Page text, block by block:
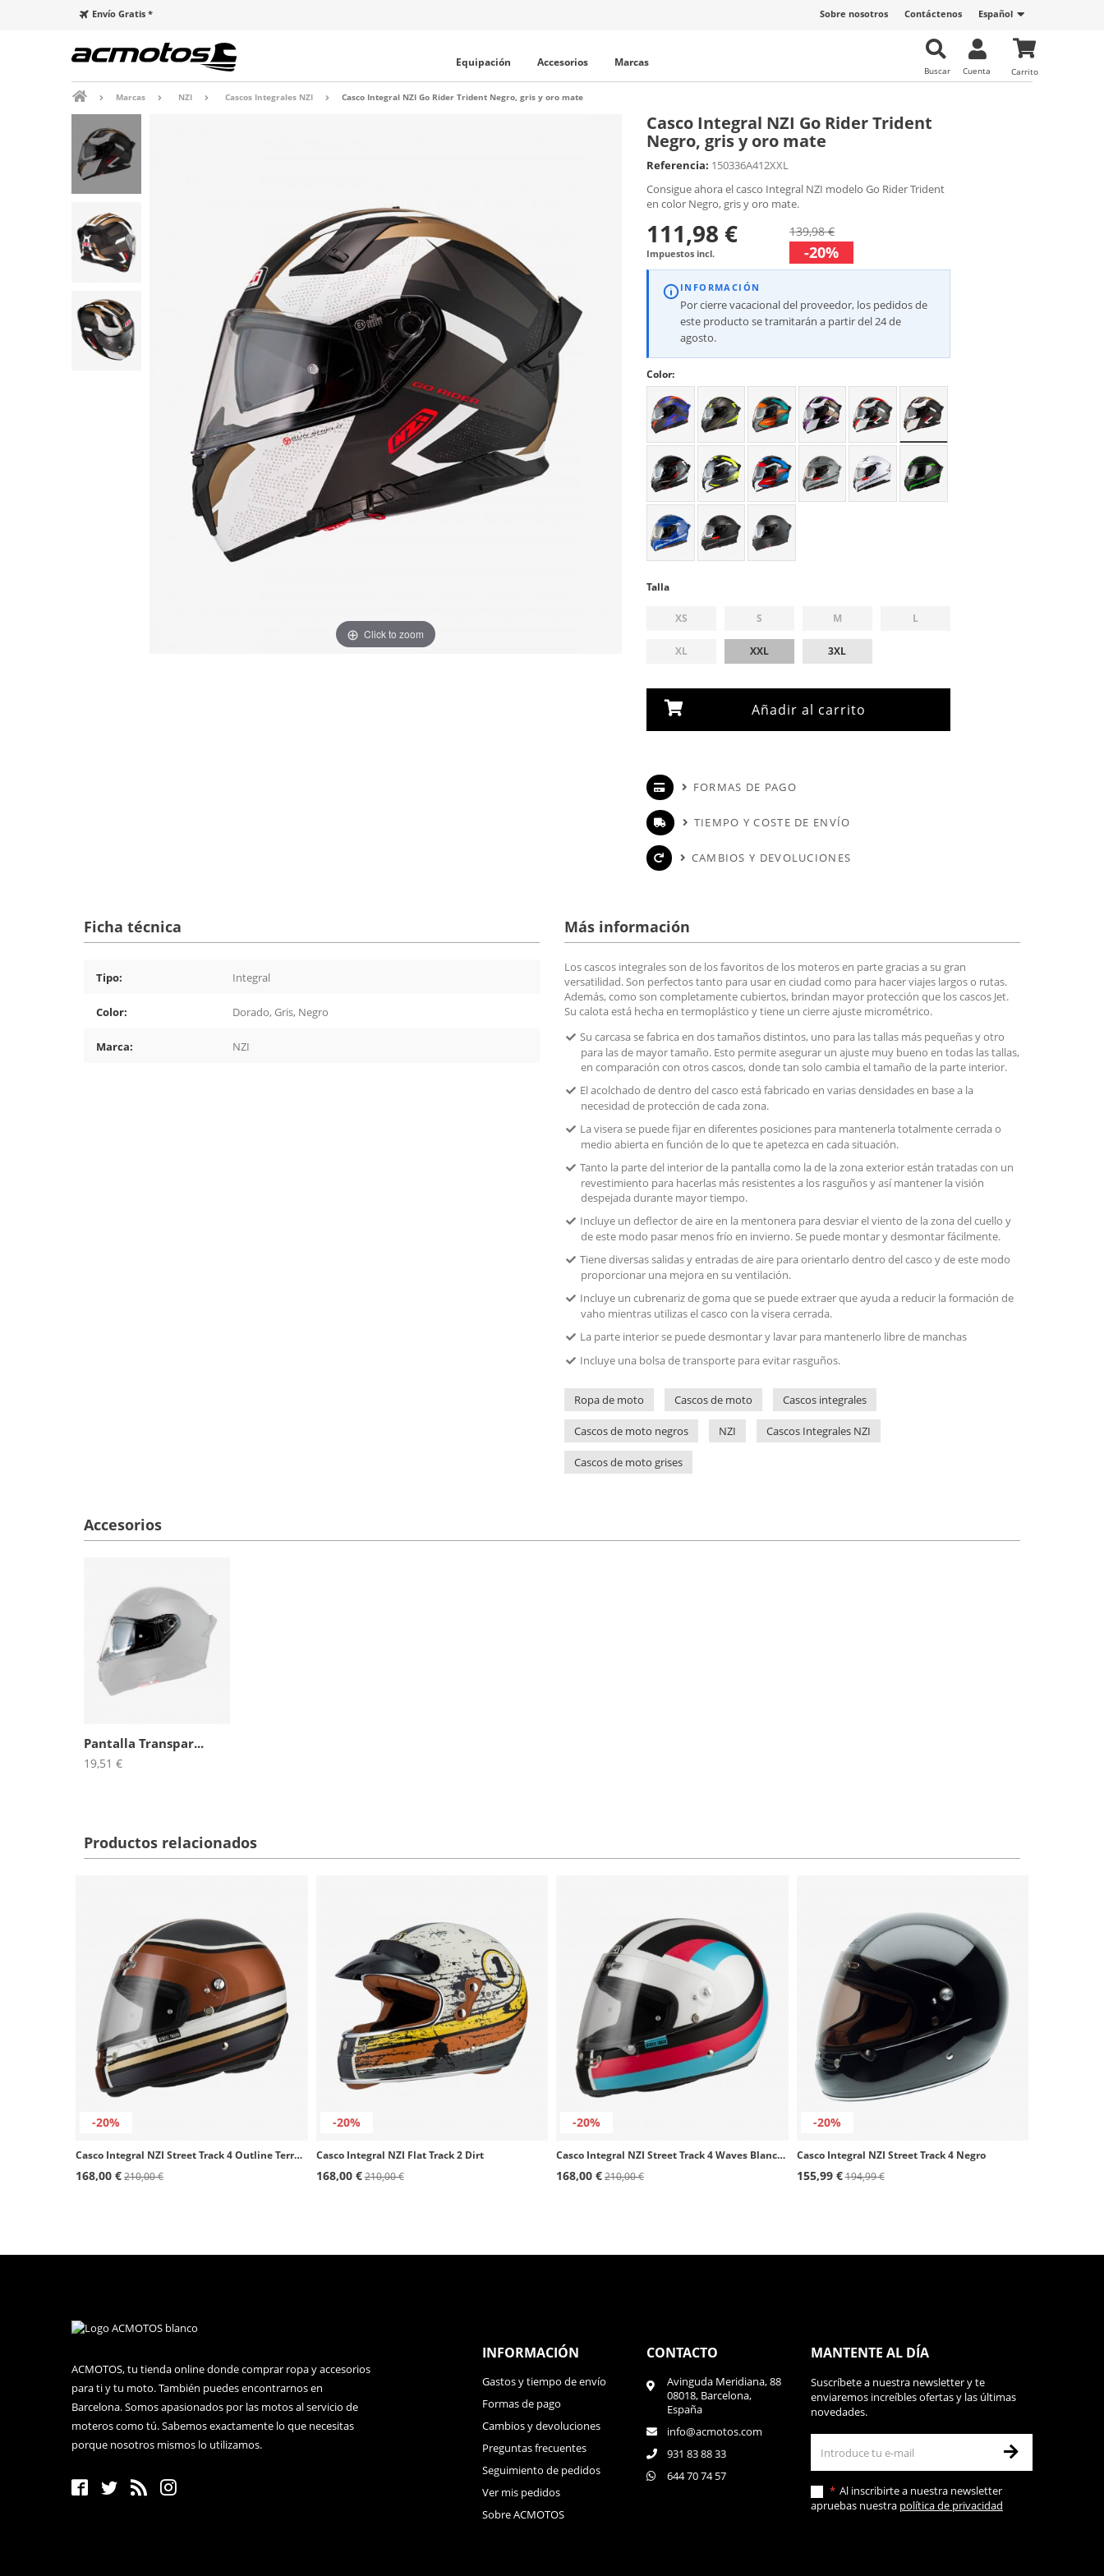
Español
Contáctenos
Sobre nosotros
Envío Gratis *
Carrito
Cuenta
Buscar
Equipación Accesorios Marcas
Marcas NZI Cascos Integrales NZI Casco Integral NZI Go Rider Trident Negro, gris y oro mate
Click to zoom
Casco Integral NZI Go Rider Trident
Negro, gris y oro mate
Referencia: 150336A412XXL
Consigue ahora el casco Integral NZI modelo Go Rider Trident
en color Negro, gris y oro mate.
111,98 €
Impuestos incl.
139,98 €
-20%
INFORMACIÓN
Por cierre vacacional del proveedor, los pedidos de
este producto se tramitarán a partir del 24 de
agosto.
Color:
Talla
XS S M L
XL XXL 3XL
Añadir al carrito
FORMAS DE PAGO
TIEMPO Y COSTE DE ENVÍO
CAMBIOS Y DEVOLUCIONES
Ficha técnica
Tipo: Integral
Color: Dorado, Gris, Negro
Marca: NZI
Más información
Los cascos integrales son de los favoritos de los moteros en parte gracias a su gran
versatilidad. Son perfectos tanto para usar en ciudad como para hacer viajes largos o rutas.
Además, como son completamente cubiertos, brindan mayor protección que los cascos Jet.
Su calota está hecha en termoplástico y tiene un cierre ajuste micrométrico.
Su carcasa se fabrica en dos tamaños distintos, uno para las tallas más pequeñas y otro
para las de mayor tamaño. Esto permite asegurar un ajuste muy bueno en todas las tallas,
en comparación con otros cascos, donde tan solo cambia el tamaño de la parte interior.
El acolchado de dentro del casco está fabricado en varias densidades en base a la
necesidad de protección de cada zona.
La visera se puede fijar en diferentes posiciones para mantenerla totalmente cerrada o
medio abierta en función de lo que te apetezca en cada situación.
Tanto la parte del interior de la pantalla como la de la zona exterior están tratadas con un
revestimiento para hacerlas más resistentes a los rasguños y así mantener la visión
despejada durante mayor tiempo.
Incluye un deflector de aire en la mentonera para desviar el viento de la zona del cuello y
de este modo pasar menos frío en invierno. Se puede montar y desmontar fácilmente.
Tiene diversas salidas y entradas de aire para orientarlo dentro del casco y de este modo
proporcionar una mejora en su ventilación.
Incluye un cubrenariz de goma que se puede extraer que ayuda a reducir la formación de
vaho mientras utilizas el casco con la visera cerrada.
La parte interior se puede desmontar y lavar para mantenerlo libre de manchas
Incluye una bolsa de transporte para evitar rasguños.
Ropa de moto Cascos de moto Cascos integrales
Cascos de moto negros NZI Cascos Integrales NZI
Cascos de moto grises
Accesorios
Pantalla Transpar...
19,51 €
Productos relacionados
-20%
Casco Integral NZI Street Track 4 Outline Terracota mate
168,00 €210,00 €
-20%
Casco Integral NZI Flat Track 2 Dirt
168,00 €210,00 €
-20%
Casco Integral NZI Street Track 4 Waves Blanco y negro mate
168,00 €210,00 €
-20%
Casco Integral NZI Street Track 4 Negro
155,99 €194,99 €
ACMOTOS, tu tienda online donde comprar ropa y accesorios
para ti y tu moto. También puedes encontrarnos en
Barcelona. Somos apasionados por las motos al servicio de
moteros como tú. Sabemos exactamente lo que necesitas
porque nosotros mismos lo utilizamos.
INFORMACIÓN
Gastos y tiempo de envío
Formas de pago
Cambios y devoluciones
Preguntas frecuentes
Seguimiento de pedidos
Ver mis pedidos
Sobre ACMOTOS
CONTACTO
Avinguda Meridiana, 88
08018, Barcelona,
España
info@acmotos.com
931 83 88 33
644 70 74 57
MANTENTE AL DÍA
Suscríbete a nuestra newsletter y te
enviaremos increíbles ofertas y las últimas
novedades.
Al inscribirte a nuestra newsletter
apruebas nuestra política de privacidad